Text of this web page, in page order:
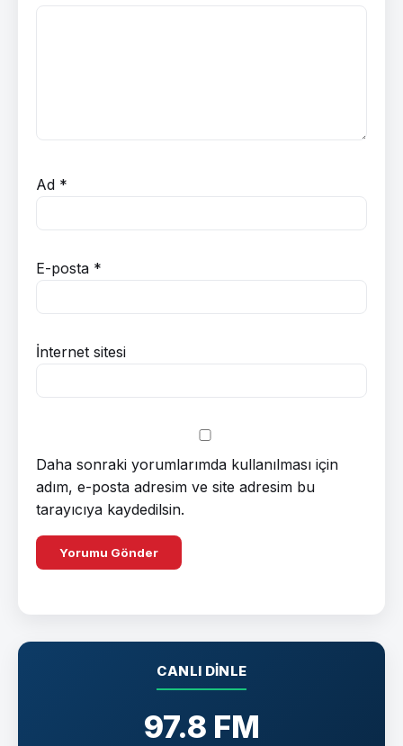
Ad *
E-posta *
İnternet sitesi
Daha sonraki yorumlarımda kullanılması için
adım, e-posta adresim ve site adresim bu
tarayıcıya kaydedilsin.
CANLI DINLE
97.8 FM